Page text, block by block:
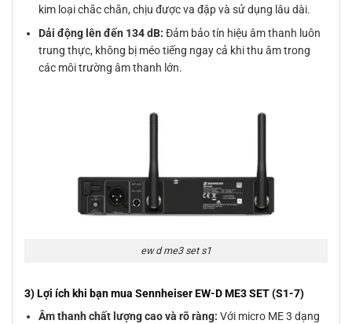
kim loại chắc chắn, chịu được va đập và sử dụng lâu dài.
Dải động lên đến 134 dB: Đảm bảo tín hiệu âm thanh luôn
trung thực, không bị méo tiếng ngay cả khi thu âm trong
các môi trường âm thanh lớn.
ew d me3 set s1
3) Lợi ích khi bạn mua Sennheiser EW-D ME3 SET (S1-7)
Âm thanh chất lượng cao và rõ ràng: Với micro ME 3 dạng